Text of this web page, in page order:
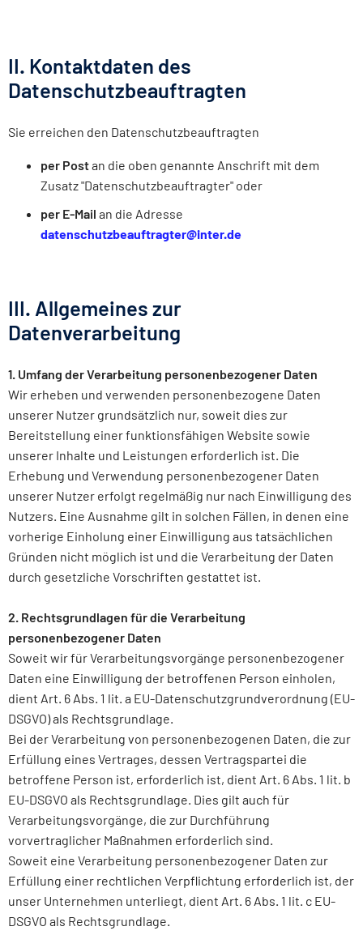
II. Kontaktdaten des
Datenschutzbeauftragten
Sie erreichen den Datenschutzbeauftragten
per Postan die oben genannte Anschrift mit dem
Zusatz "Datenschutzbeauftragter" oder
per E-Mail an die Adresse
datenschutzbeauftragter@inter.de
III. Allgemeines zur
Datenverarbeitung
1. Umfang der Verarbeitung personenbezogener Daten
Wir erheben und verwenden personenbezogene Daten
unserer Nutzer grundsätzlich nur, soweit dies zur
Bereitstellung einer funktionsfähigen Website sowie
unserer Inhalte und Leistungen erforderlich ist. Die
Erhebung und Verwendung personenbezogener Daten
unserer Nutzer erfolgt regelmäßig nur nach Einwilligung des
Nutzers. Eine Ausnahme gilt in solchen Fällen, in denen eine
vorherige Einholung einer Einwilligung aus tatsächlichen
Gründen nicht möglich ist und die Verarbeitung der Daten
durch gesetzliche Vorschriften gestattet ist.
2. Rechtsgrundlagen für die Verarbeitung
personenbezogener Daten
Soweit wir für Verarbeitungsvorgänge personenbezogener
Daten eine Einwilligung der betroffenen Person einholen,
dient Art. 6 Abs. 1 lit. a EU-Datenschutzgrundverordnung (EU-
DSGVO) als Rechtsgrundlage.
Bei der Verarbeitung von personenbezogenen Daten, die zur
Erfüllung eines Vertrages, dessen Vertragspartei die
betroffene Person ist, erforderlich ist, dient Art. 6 Abs. 1 lit. b
EU-DSGVO als Rechtsgrundlage. Dies gilt auch für
Verarbeitungsvorgänge, die zur Durchführung
vorvertraglicher Maßnahmen erforderlich sind.
Soweit eine Verarbeitung personenbezogener Daten zur
Erfüllung einer rechtlichen Verpflichtung erforderlich ist, der
unser Unternehmen unterliegt, dient Art. 6 Abs. 1 lit. c EU-
DSGVO als Rechtsgrundlage.